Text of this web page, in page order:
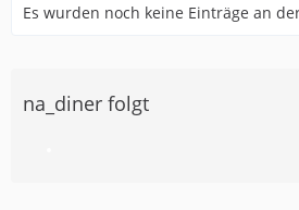
Es wurden noch keine Einträge an
na_diner folgt